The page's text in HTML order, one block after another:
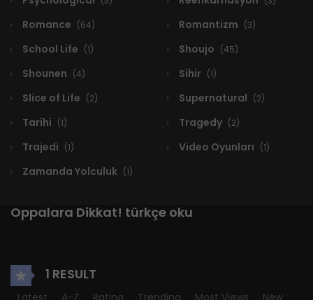
Romance (64) Romantizm (3)
School Life (1) Shoujo (45)
Shounen (4) Sihir (1)
Slice of Life (2) Supernatural (2)
Tarihi (1) Tragedy (2)
Trajedi (1) Video Oyunları (1)
Zamanda Yolculuk (1)
Oppalara Dikkat! türkçe oku
1 RESULT
Latest A-Z Rating Trending Most Views New